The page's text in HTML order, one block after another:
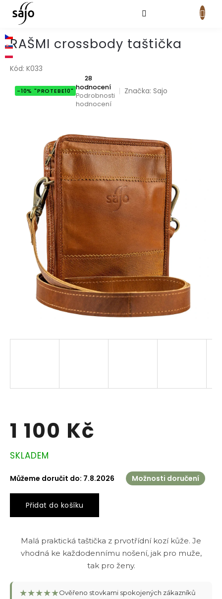
obsah
RAŠMI crossbody taštička
Kód: K033
-10% "PROTEBE10"
Průměrné
hodnocení
produktu
je
hvězdiček.
28
hodnocení
Podrobnosti
hodnocení
Značka:Sajo
1 100 Kč
Měrná
cena:
SKLADEM
Můžeme doručit do: 7.8.2026 Možnosti doručení
Přidat do košíku
Malá praktická taštička z prvotřídní kozí kůže. Je
vhodná ke každodennímu nošení, jak pro muže,
tak pro ženy.
★★★★★Ověřeno stovkami spokojených zákazníků